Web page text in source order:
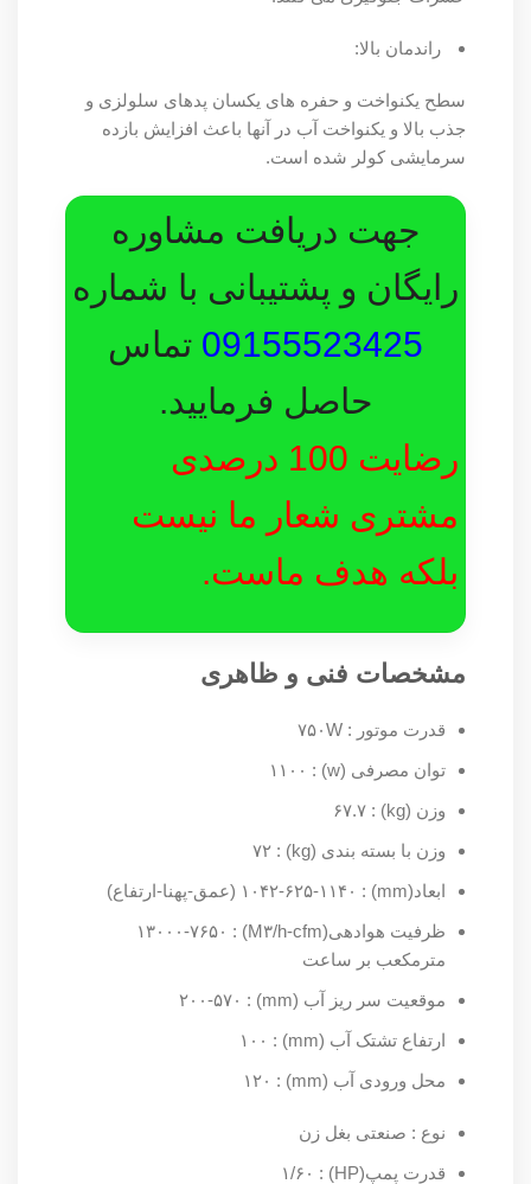
راندمان بالا:
سطح یکنواخت و حفره های یکسان پدهای سلولزی و
جذب بالا و یکنواخت آب در آنها باعث افزایش بازده
سرمایشی کولر شده است.
جهت دریافت مشاوره
رایگان و پشتیبانی با شماره
09155523425 تماس
حاصل فرمایید.
رضایت 100 درصدی
مشتری شعار ما نیست
بلکه هدف ماست.
مشخصات فنی و ظاهری
قدرت موتور : ۷۵۰W
توان مصرفی (w) : ۱۱۰۰
وزن (kg) : ۶۷.۷
وزن با بسته بندی (kg) : ۷۲
ابعاد(mm) : ۱۰۴۲-۶۲۵-۱۱۴۰ (عمق-پهنا-ارتفاع)
ظرفیت هوادهی(M۳/h-cfm) : ۱۳۰۰۰-۷۶۵۰
مترمکعب بر ساعت
موقعیت سر ریز آب (mm) : ۲۰۰-۵۷۰
ارتفاع تشتک آب (mm) : ۱۰۰
محل ورودی آب (mm) : ۱۲۰
نوع : صنعتی بغل زن
قدرت پمپ(HP) : ۱/۶۰